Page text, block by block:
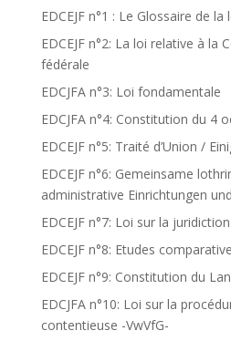
EDCEJF n°1 : Le Glossaire de
EDCEJF n°2: La loi relative à la
fédérale
EDCJFA n°3: Loi fondamentale
EDCJFA n°4: Constitution du 4
EDCEJF n°5: Traité d’Union /
EDCEJF n°6: Gemeinsame
administrative Einrichtungen
EDCEJF n°7: Loi sur la
EDCEJF n°8: Etudes
EDCEJF n°9: Constitution du
EDCJFA n°10: Loi sur la
contentieuse -VwVfG-